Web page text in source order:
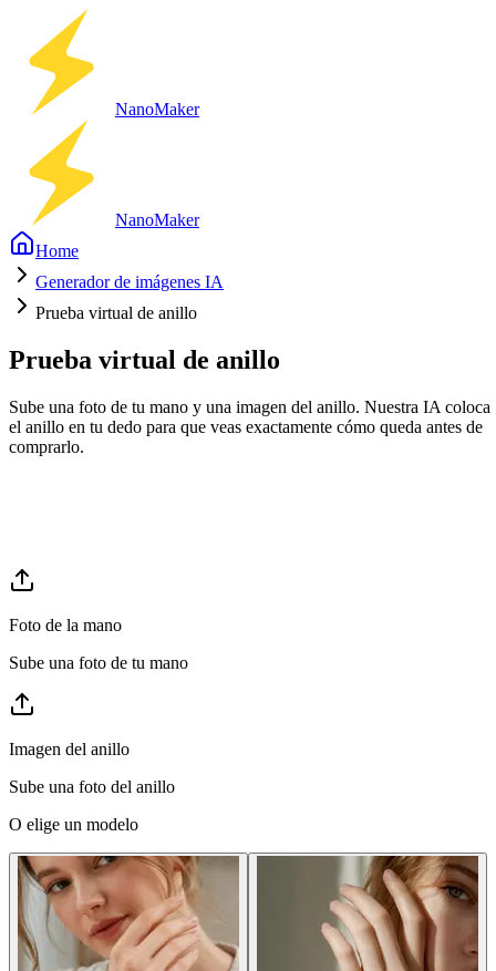
NanoMaker
NanoMaker
Home
Generador de imágenes IA
Prueba virtual de anillo
Prueba virtual de anillo
Sube una foto de tu mano y una imagen del anillo. Nuestra IA coloca
el anillo en tu dedo para que veas exactamente cómo queda antes de
comprarlo.
Foto de la mano
Sube una foto de tu mano
Imagen del anillo
Sube una foto del anillo
O elige un modelo